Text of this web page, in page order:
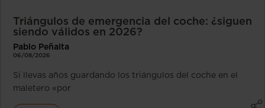
Triángulos de emergencia del coche: ¿siguen
siendo válidos en 2026?
Pablo Peñalta
06/08/2026
Si llevas años guardando los triángulos del coche en el
maletero «por